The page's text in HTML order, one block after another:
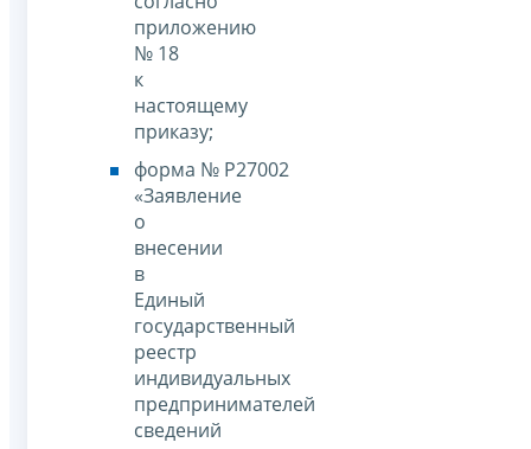
приложению
№ 18
к
настоящему
приказу;
форма № Р27002
«Заявление
о
внесении
в
Единый
государственный
реестр
индивидуальных
предпринимателей
сведений